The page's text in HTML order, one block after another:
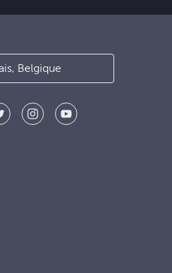
Français, Belgique